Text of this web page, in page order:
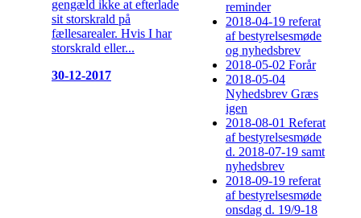
gengæld ikke at efterlade
sit storskrald på
fællesarealer. Hvis I har
storskrald eller...
30-12-2017
reminder
2018-04-19 referat
af bestyrelsesmøde
og nyhedsbrev
2018-05-02 Forår
2018-05-04
Nyhedsbrev Græs
igen
2018-08-01 Referat
af bestyrelsesmøde
d. 2018-07-19 samt
nyhedsbrev
2018-09-19 referat
af bestyrelsesmøde
onsdag d. 19/9-18